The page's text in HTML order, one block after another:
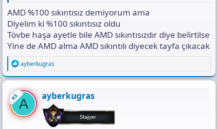
AMD %100 sıkıntısız demiyorum ama
Diyelim ki %100 sıkıntısız oldu
Tövbe haşa ayetle bile AMD sıkıntısızdır diye belirtilse
Yine de AMD alma AMD sıkıntılı diyecek tayfa çıkacak
R
e
a
c
t
i
o
n
ayberkugras
KSA ayberkugras